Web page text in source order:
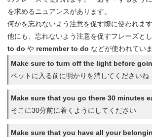
を求めるニュアンスがあります。
何かを忘れないよう注意を促す際に使われます
他にも、忘れないよう注意を促すフレーズとし
to do や remember to do などが使われていま
Make sure to turn off the light before
ベットに入る前に明かりを消してくださいね
Make sure that you go there 30 minutes
そこに30分前に着くようにしてください
Make sure that you have all your